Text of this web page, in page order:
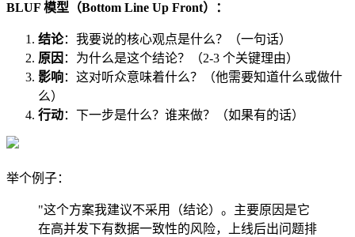
BLUF 模型（Bottom Line Up Front）：
结论：我要说的核心观点是什么？（一句话）
原因 ：为什么是这个结论？（2-3 个关键理由）
影响：这对听众意味着什么？（他需要知道什么或做什
么）
行动：下一步是什么？谁来做？（如果有的话）
举个例子：
"这个方案我建议不采用（结论）。主要原因是它
在高并发下有数据一致性的风险，上线后出问题排